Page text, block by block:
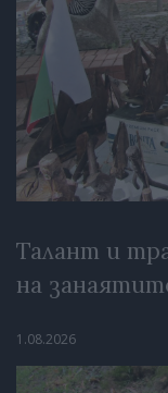
Талант и
на
1.08.2026